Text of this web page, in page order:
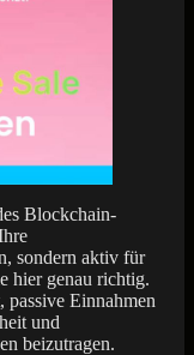
Blockchain-
sondern aktiv für
hier genau richtig.
Einnahmen
und
beizutragen.